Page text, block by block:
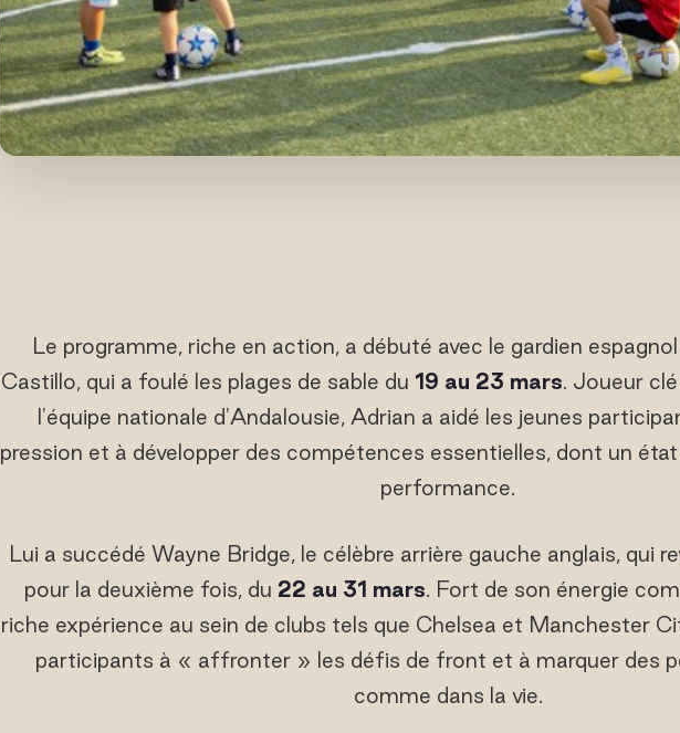
Le programme, riche en action, a débuté avec le gardien
Castillo, qui a foulé les plages de sable du 19 au 23 mars. Joueur
l'équipe nationale d'Andalousie, Adrian a aidé les jeunes
pression et à développer des compétences essentielles, dont un
performance.
Lui a succédé Wayne Bridge, le célèbre arrière gauche anglais, qui
pour la deuxième fois, du 22 au 31 mars. Fort de son énergie
riche expérience au sein de clubs tels que Chelsea et Manchester
participants à « affronter » les défis de front et à marquer des
comme dans la vie.